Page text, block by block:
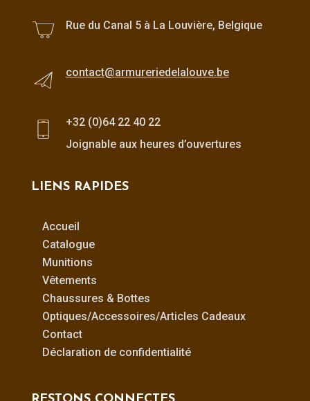
Rue du Canal 5 à La Louvière, Belgique
contact@armureriedelalouve.be
+32 (0)64 22 40 22
Joignable aux heures d’ouvertures
LIENS RAPIDES
Accueil
Catalogue
Munitions
Vêtements
Chaussures & Bottes
Optiques/Accessoires/Articles Cadeaux
Contact
Déclaration de confidentialité